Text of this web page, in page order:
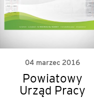
04 marzec 2016
Powiatowy
Urząd Pracy